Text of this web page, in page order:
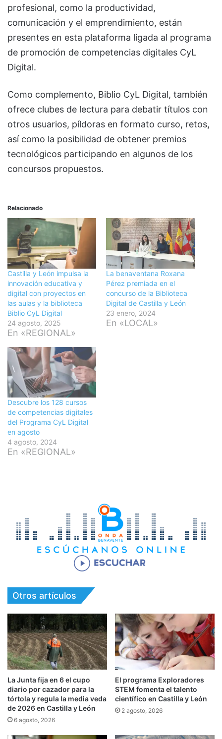
profesional, como la productividad,
comunicación y el emprendimiento, están
presentes en esta plataforma ligada al programa
de promoción de competencias digitales CyL
Digital.
Como complemento, Biblio CyL Digital, también
ofrece clubes de lectura para debatir títulos con
otros usuarios, píldoras en formato curso, retos,
así como la posibilidad de obtener premios
tecnológicos participando en algunos de los
concursos propuestos.
Relacionado
Castilla y León impulsa la
innovación educativa y
digital con proyectos en
las aulas y la biblioteca
Biblio CyL Digital
24 agosto, 2025
En «REGIONAL»
La benaventana Roxana
Pérez premiada en el
concurso de la Biblioteca
Digital de Castilla y León
23 enero, 2024
En «LOCAL»
Descubre los 128 cursos
de competencias digitales
del Programa CyL Digital
en agosto
4 agosto, 2024
En «REGIONAL»
Otros artículos
La Junta fija en 6 el cupo
diario por cazador para la
tórtola y regula la media veda
de 2026 en Castilla y León
6 agosto, 2026
El programa Exploradores
STEM fomenta el talento
científico en Castilla y León
2 agosto, 2026